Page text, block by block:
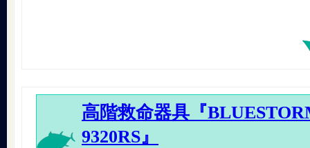
高階救命器具『
9320RS』